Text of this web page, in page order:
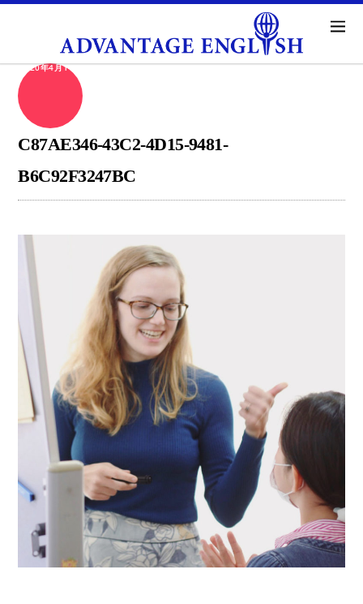
2020年4月14日
C87AE346-43C2-4D15-9481-
B6C92F3247BC